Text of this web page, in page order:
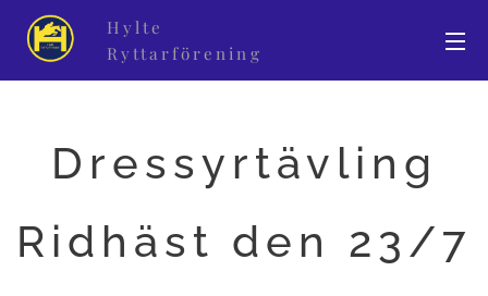
Hylte
Ryttarförening
Dressyrtävling
Ridhäst den 23/7